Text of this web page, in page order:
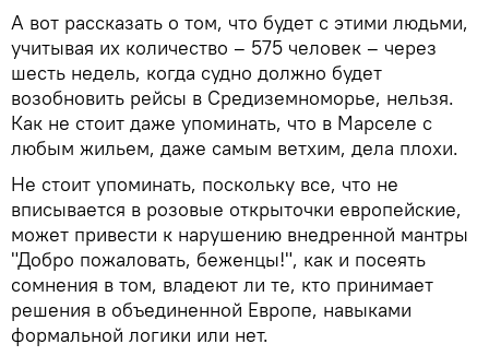
А вот рассказать о том, что будет с этими людьми,
учитывая их количество – 575 человек – через
шесть недель, когда судно должно будет
возобновить рейсы в Средиземноморье, нельзя.
Как не стоит даже упоминать, что в Марселе с
любым жильем, даже самым ветхим, дела плохи.
Не стоит упоминать, поскольку все, что не
вписывается в розовые открыточки европейские,
может привести к нарушению внедренной мантры
"Добро пожаловать, беженцы!", как и посеять
сомнения в том, владеют ли те, кто принимает
решения в объединенной Европе, навыками
формальной логики или нет.